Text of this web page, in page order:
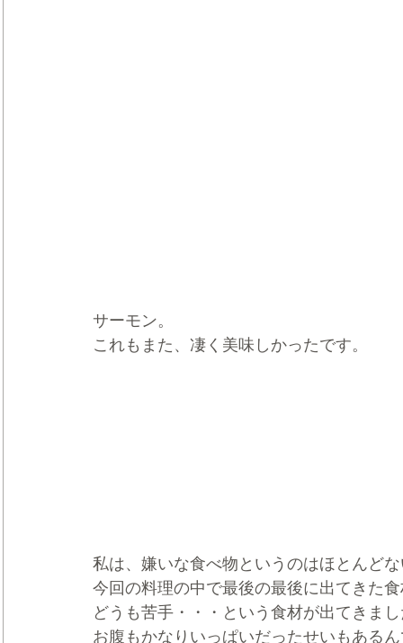
サーモン。
これもまた、凄く美味しかったです。
私は、嫌いな食べ物というのはほとんど
今回の料理の中で最後の最後に出てきた
どうも苦手・・・という食材が出てきま
お腹もかなりいっぱいだったせいもある